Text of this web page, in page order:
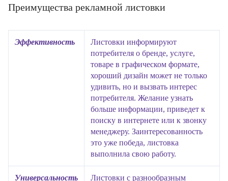
Преимущества рекламной листовки
Эффективность
Листовки информируют
потребителя о бренде, услуге,
товаре в графическом формате,
хороший дизайн может не только
удивить, но и вызвать интерес
потребителя. Желание узнать
больше информации, приведет к
поиску в интернете или к звонку
менеджеру. Заинтересованность
это уже победа, листовка
выполнила свою работу.
Универсальность
Листовки с разнообразным